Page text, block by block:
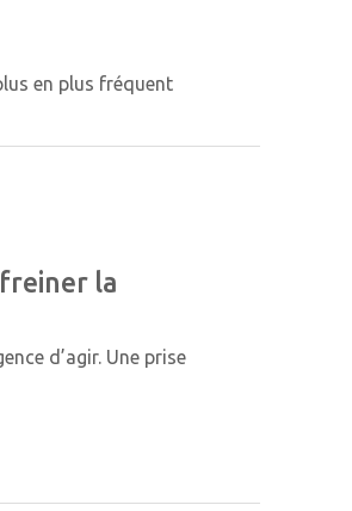
en plus fréquent
la
d’agir. Une prise